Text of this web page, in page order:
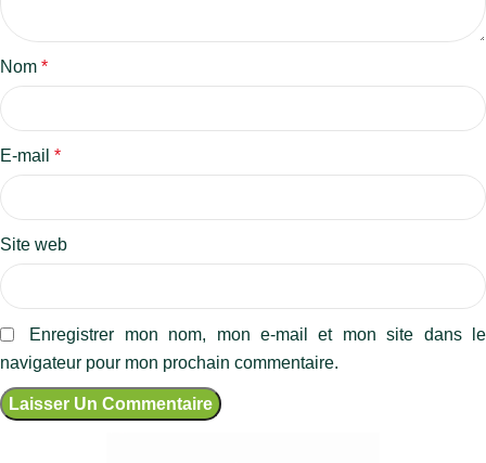
Nom *
E-mail *
Site web
Enregistrer mon nom, mon e-mail et mon site dans le
navigateur pour mon prochain commentaire.